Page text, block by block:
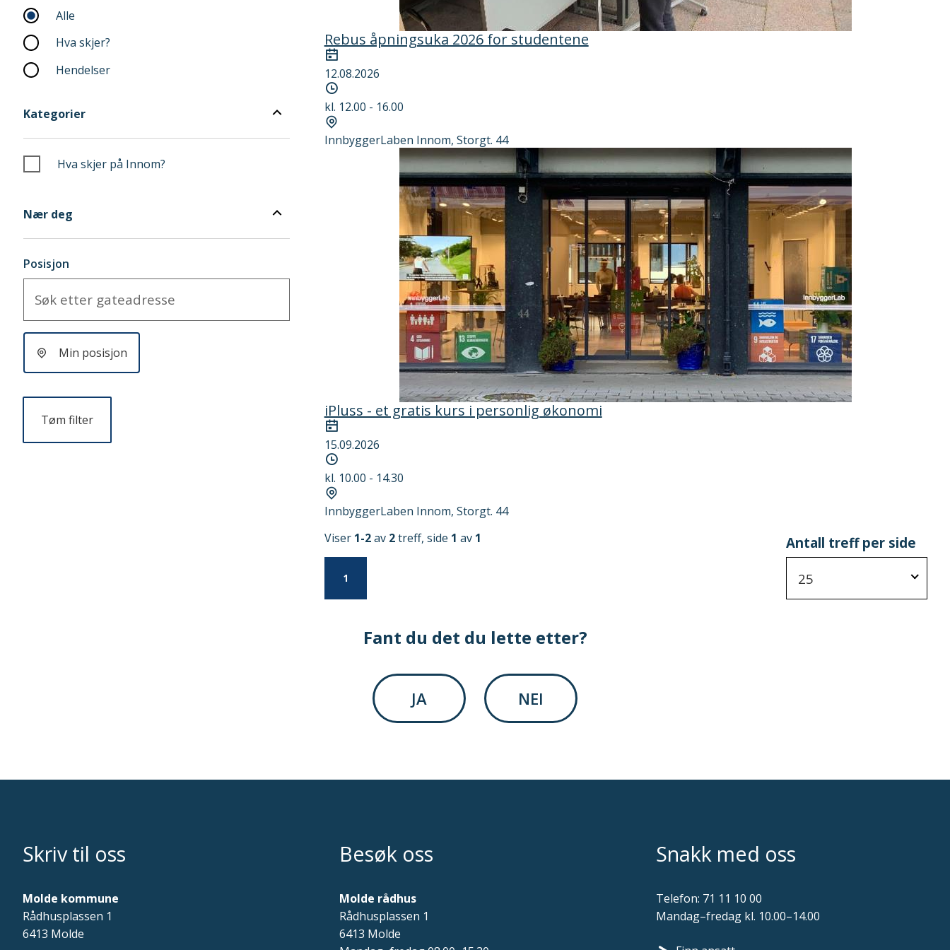
Alle
Hva skjer?
Hendelser
Kategorier
Hva skjer på Innom?
deg
Nær deg
Posisjon
Min posisjon
Tøm filter
Rebus åpningsuka 2026 for studentene
Dato
12.08.2026
Tidspunkt
kl. 12.00 - 16.00
InnbyggerLaben Innom, Storgt. 44
iPluss - et gratis kurs i personlig økonomi
Dato
15.09.2026
Tidspunkt
kl. 10.00 - 14.30
InnbyggerLaben Innom, Storgt. 44
Viser 1-2av 2treff, side 1 av 1
1
Antall treff per side
25
Fant du det du lette etter?
JA NEI
Skriv til oss
Molde kommune
Rådhusplassen 1
6413 Molde
Besøk oss
Molde rådhus
Rådhusplassen 1
6413 Molde
Snakk med oss
Telefon: 71 11 10 00
Mandag–fredag kl. 10.00–14.00